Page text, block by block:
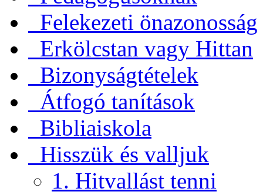
Felekezeti önazonosság
Erkölcstan vagy Hittan
Bizonyságtételek
Átfogó tanítások
Bibliaiskola
Hisszük és valljuk
1. Hitvallást tenni